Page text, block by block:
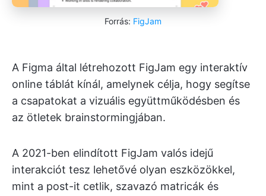
Forrás: FigJam
A Figma által létrehozott FigJam egy interaktív
online táblát kínál, amelynek célja, hogy segítse
a csapatokat a vizuális együttműködésben és
az ötletek brainstormingjában.
A 2021-ben elindított FigJam valós idejű
interakciót tesz lehetővé olyan eszközökkel,
mint a post-it cetlik, szavazó matricák és